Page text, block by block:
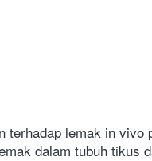
terhadap lemak in vivo
dalam tubuh tikus